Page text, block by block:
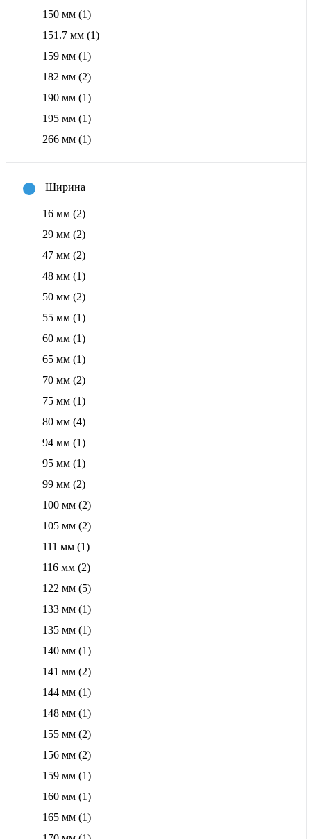
150 мм (1)
151.7 мм (1)
159 мм (1)
182 мм (2)
190 мм (1)
195 мм (1)
266 мм (1)
Ширина
16 мм (2)
29 мм (2)
47 мм (2)
48 мм (1)
50 мм (2)
55 мм (1)
60 мм (1)
65 мм (1)
70 мм (2)
75 мм (1)
80 мм (4)
94 мм (1)
95 мм (1)
99 мм (2)
100 мм (2)
105 мм (2)
111 мм (1)
116 мм (2)
122 мм (5)
133 мм (1)
135 мм (1)
140 мм (1)
141 мм (2)
144 мм (1)
148 мм (1)
155 мм (2)
156 мм (2)
159 мм (1)
160 мм (1)
165 мм (1)